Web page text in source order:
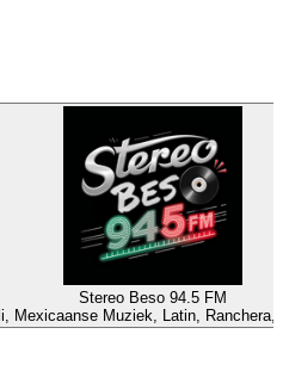
Stereo Beso 94.5 FM
Mexicaanse Muziek, Latin, Ranchera,